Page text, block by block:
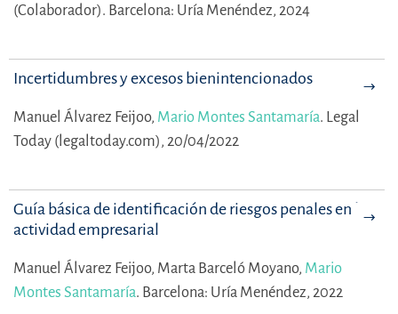
(Colaborador). Barcelona: Uría Menéndez, 2024
Incertidumbres y excesos bienintencionados
Manuel Álvarez Feijoo, Mario Montes Santamaría. Legal
Today (legaltoday.com), 20/04/2022
Guía básica de identificación de riesgos penales en la
actividad empresarial
Manuel Álvarez Feijoo, Marta Barceló Moyano, Mario
Montes Santamaría. Barcelona: Uría Menéndez, 2022